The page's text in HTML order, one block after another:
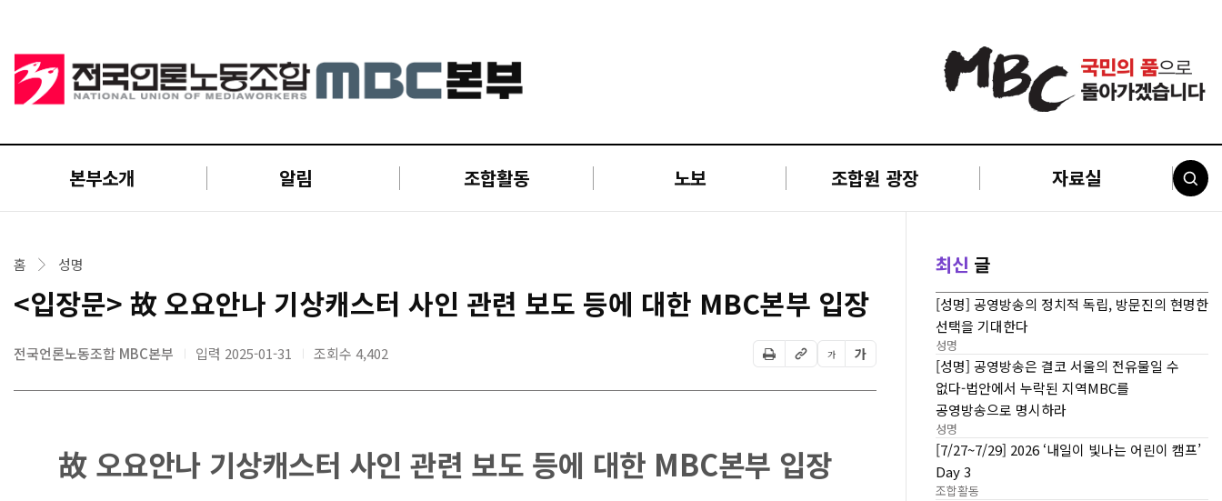
본부소개 알림 조합활동 노보 조합원 광장 자료실
홈 성명
<입장문> 故 오요안나 기상캐스터 사인 관련 보도 등에 대한 MBC본부 입장
전국언론노동조합 MBC본부 입력 2025-01-31 조회수 4,402 가 가
故 오요안나 기상캐스터 사인 관련 보도 등에 대한 MBC본부 입장
최신 글
[성명] 공영방송의 정치적 독립, 방문진의 현명한
선택을 기대한다
성명
[성명] 공영방송은 결코 서울의 전유물일 수
없다-법안에서 누락된 지역MBC를
공영방송으로 명시하라
성명
[7/27~7/29] 2026 ‘내일이 빛나는 어린이 캠프’
Day 3
조합활동